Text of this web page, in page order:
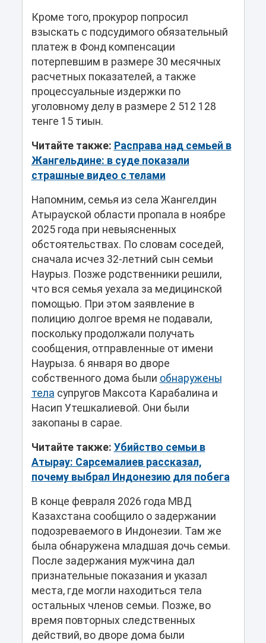
Кроме того, прокурор попросил
взыскать с подсудимого обязательный
платеж в Фонд компенсации
потерпевшим в размере 30 месячных
расчетных показателей, а также
процессуальные издержки по
уголовному делу в размере 2 512 128
тенге 15 тиын.
Читайте также: Расправа над семьей в
Жангельдине: в суде показали
страшные видео с телами
Напомним, семья из села Жангелдин
Атырауской области пропала в ноябре
2025 года при невыясненных
обстоятельствах. По словам соседей,
сначала исчез 32-летний сын семьи
Наурыз. Позже родственники решили,
что вся семья уехала за медицинской
помощью. При этом заявление в
полицию долгое время не подавали,
поскольку продолжали получать
сообщения, отправленные от имени
Наурыза. 6 января во дворе
собственного дома были обнаружены
тела супругов Максота Карабалина и
Насип Утешкалиевой. Они были
закопаны в сарае.
Читайте также: Убийство семьи в
Атырау: Сарсемалиев рассказал,
почему выбрал Индонезию для побега
В конце февраля 2026 года МВД
Казахстана сообщило о задержании
подозреваемого в Индонезии. Там же
была обнаружена младшая дочь семьи.
После задержания мужчина дал
признательные показания и указал
места, где могли находиться тела
остальных членов семьи. Позже, во
время повторных следственных
действий, во дворе дома были